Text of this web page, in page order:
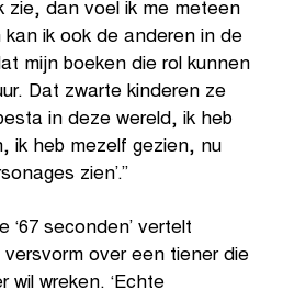
zie, dan voel ik me meteen
ik ook de anderen in de
mijn boeken die rol kunnen
Dat zwarte kinderen ze
in deze wereld, ik heb
ik heb mezelf gezien, nu
zien’.”
‘67 seconden’ vertelt
over een tiener die
wil wreken. ‘Echte